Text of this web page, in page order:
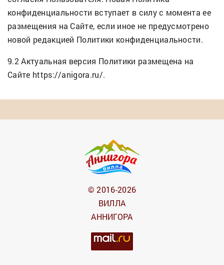
конфиденциальности вступает в силу с момента ее
размещения на Сайте, если иное не предусмотрено
новой редакцией Политики конфиденциальности.
9.2 Актуальная версия Политики размещена на
Сайте https://anigora.ru/.
© 2016-2026
ВИЛЛА
АННИГОРА